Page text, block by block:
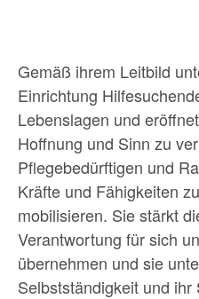
Gemäß ihrem Leitbild
Einrichtung
Lebenslagen und
Hoffnung und Sinn zu
Pflegebedürftigen und
Kräfte und Fähigkeiten
mobilisieren. Sie stärkt
Verantwortung für sich
übernehmen und sie
Selbstständigkeit und